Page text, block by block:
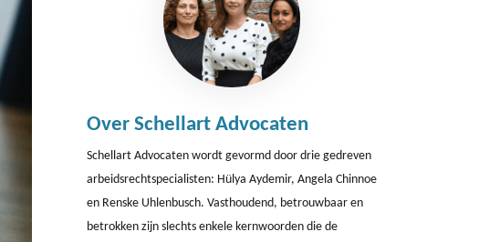
Over Schellart Advocaten
Schellart Advocaten wordt gevormd door drie gedreven
arbeidsrechtspecialisten: Hülya Aydemir, Angela Chinnoe
en Renske Uhlenbusch. Vasthoudend, betrouwbaar en
betrokken zijn slechts enkele kernwoorden die de